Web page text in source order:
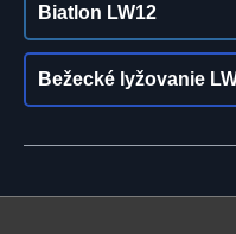
Biatlon LW12
Bežecké lyžovanie